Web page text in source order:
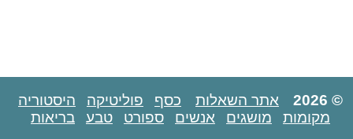
© 2026 אתר השאלות כסף פוליטיקה
היסטוריה
מקומות
מושגים אנשים ספורט טבע בריאות